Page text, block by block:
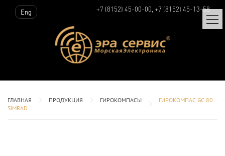
Eng +7 (8152) 45-00-00, +7 (8152) 45-13-58
ГЛАВНАЯ ПРОДУКЦИЯ ГИРОКОМПАСЫ
ГИРОКОМПАС GC 80
SIMRAD